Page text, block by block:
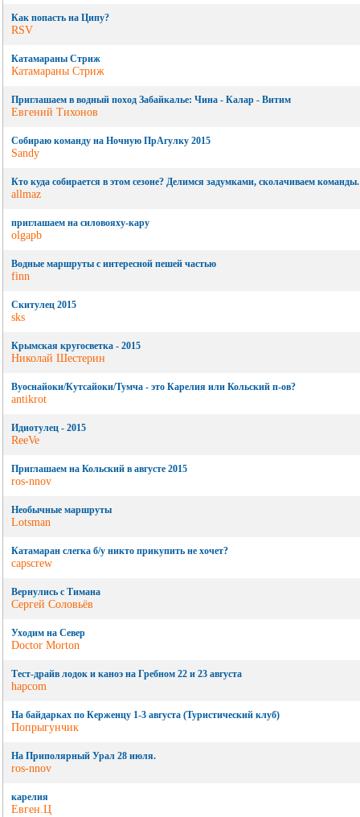
Как попасть на Ципу?
RSV
Катамараны Стриж
Катамараны Стриж
Приглашаем в водный поход Забайкалье: Чина - Калар - Витим
Евгений Тихонов
Собираю команду на Ночную ПрАгулку 2015
Sandy
Кто куда собирается в этом сезоне? Делимся задумками, сколачиваем команды.
allmaz
приглашаем на силовояху-кару
olgapb
Водные маршруты с интересной пешей частью
finn
Скитулец 2015
sks
Крымская кругосветка - 2015
Николай Шестерин
Вуоснайоки/Кутсайоки/Тумча - это Карелия или Кольский п-ов?
antikrot
Идиотулец - 2015
ReeVe
Приглашаем на Кольский в августе 2015
ros-nnov
Необычные маршруты
Lotsman
Катамаран слегка б/у никто прикупить не хочет?
capscrew
Вернулись с Тимана
Сергей Соловьёв
Уходим на Север
Doctor Morton
Тест-драйв лодок и каноэ на Гребном 22 и 23 августа
hapcom
На байдарках по Керженцу 1-3 августа (Туристический клуб)
Попрыгунчик
На Приполярный Урал 28 июля.
ros-nnov
карелия
Евген.Ц